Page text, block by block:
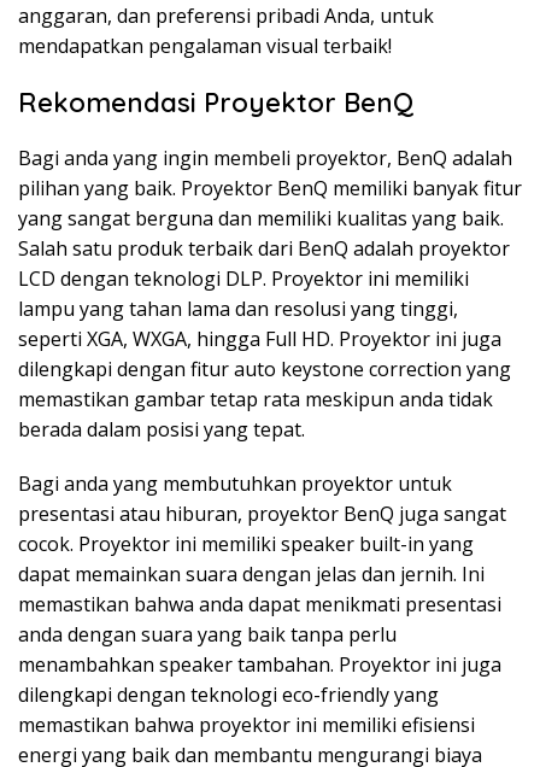
anggaran, dan preferensi pribadi Anda, untuk
mendapatkan pengalaman visual terbaik!
Rekomendasi Proyektor BenQ
Bagi anda yang ingin membeli proyektor, BenQ adalah
pilihan yang baik. Proyektor BenQ memiliki banyak fitur
yang sangat berguna dan memiliki kualitas yang baik.
Salah satu produk terbaik dari BenQ adalah proyektor
LCD dengan teknologi DLP. Proyektor ini memiliki
lampu yang tahan lama dan resolusi yang tinggi,
seperti XGA, WXGA, hingga Full HD. Proyektor ini juga
dilengkapi dengan fitur auto keystone correction yang
memastikan gambar tetap rata meskipun anda tidak
berada dalam posisi yang tepat.
Bagi anda yang membutuhkan proyektor untuk
presentasi atau hiburan, proyektor BenQ juga sangat
cocok. Proyektor ini memiliki speaker built-in yang
dapat memainkan suara dengan jelas dan jernih. Ini
memastikan bahwa anda dapat menikmati presentasi
anda dengan suara yang baik tanpa perlu
menambahkan speaker tambahan. Proyektor ini juga
dilengkapi dengan teknologi eco-friendly yang
memastikan bahwa proyektor ini memiliki efisiensi
energi yang baik dan membantu mengurangi biaya